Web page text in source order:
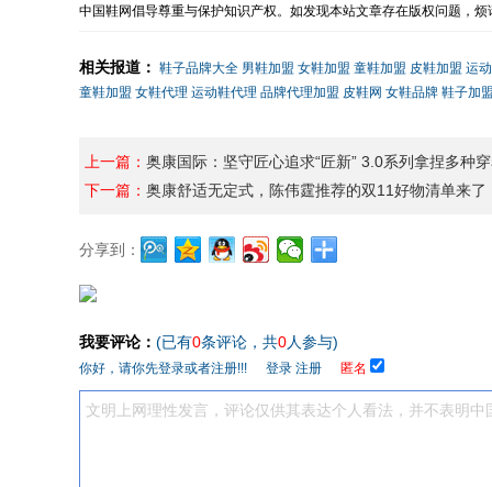
中国鞋网倡导尊重与保护知识产权。如发现本站文章存在版权问题，
相关报道： 鞋子品牌大全 男鞋加盟 女鞋加盟 童鞋加盟 皮鞋加盟 运
童鞋加盟 女鞋代理 运动鞋代理 品牌代理加盟 皮鞋网 女鞋品牌 鞋子加
上一篇： 奥康国际：坚守匠心追求“匠新” 3.0系列拿捏多种
下一篇： 奥康舒适无定式，陈伟霆推荐的双11好物清单来了
分享到：
我要评论： (已有0条评论，共0人参与)
你好，请你先登录或者注册!!! 登录 注册 匿名